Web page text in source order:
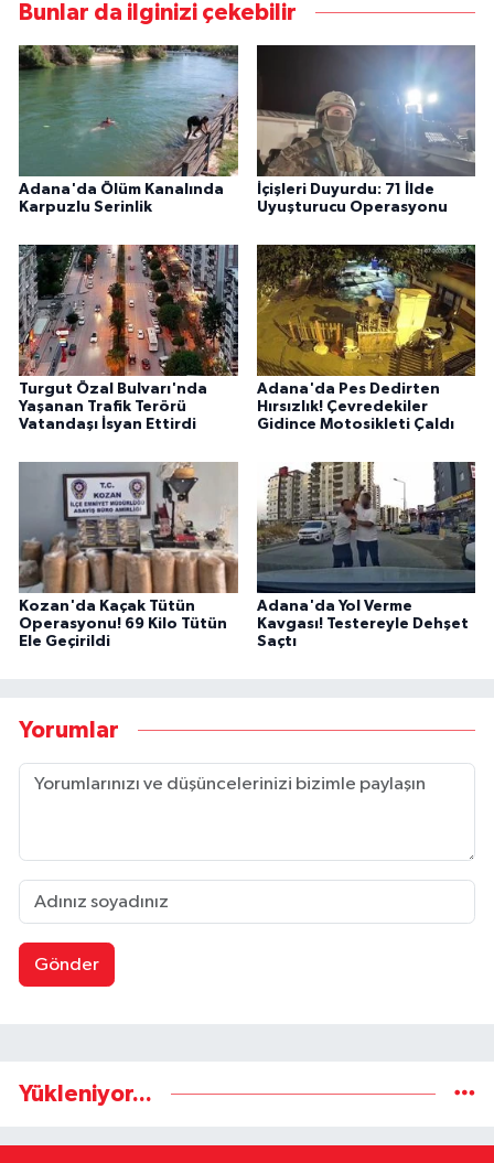
Bunlar da ilginizi çekebilir
Adana'da Ölüm Kanalında
Karpuzlu Serinlik
İçişleri Duyurdu: 71 İlde
Uyuşturucu Operasyonu
Turgut Özal Bulvarı'nda
Yaşanan Trafik Terörü
Vatandaşı İsyan Ettirdi
Adana'da Pes Dedirten
Hırsızlık! Çevredekiler
Gidince Motosikleti Çaldı
Kozan'da Kaçak Tütün
Operasyonu! 69 Kilo Tütün
Ele Geçirildi
Adana'da Yol Verme
Kavgası! Testereyle Dehşet
Saçtı
Yorumlar
Gönder
Yükleniyor...